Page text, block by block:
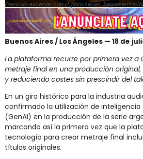
Creando escenas con IA para series.
Buenos Aires / Los Ángeles — 18 de
La plataforma recurre por primera vez a
metraje final en una producción
y reduciendo costes sin prescindir del
En un giro histórico para la industria
confirmado la utilización de
(GenAI) en la producción de la serie
marcando así la primera vez que la
tecnología para crear metraje final
títulos originales.